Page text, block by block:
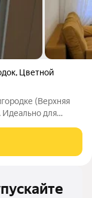
, Цветной
(Верхняя
Идеально для
после
всех